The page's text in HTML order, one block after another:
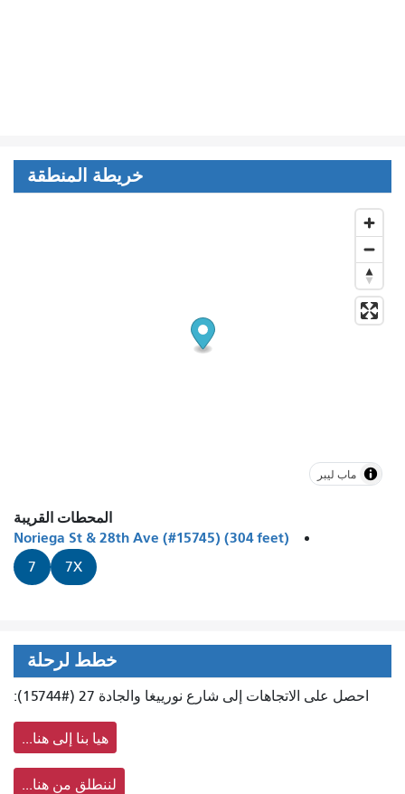
خريطة المنطقة
ماب ليبر
المحطات القريبة
Noriega St & 28th Ave (#15745) (304 feet)
7 7X
خطط لرحلة
احصل على الاتجاهات إلى شارع نورييغا والجادة 27 (#15744):
هيا بنا إلى هنا...
لننطلق من هنا...